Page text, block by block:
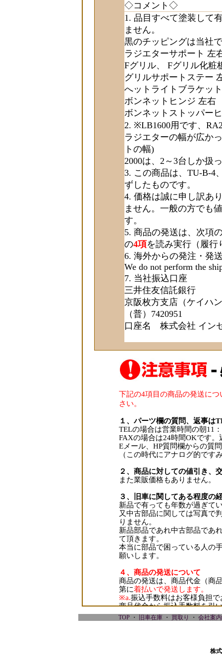
◇コメント◇
品目すべて塗装して
ません。
黒のチッピングは当社
ラジエターサポート 左
Fグリル、 Fグリル化粧
グリルサポートステー
へットライトブラケッ
ボンネットヒンジ 左右
ボンネットストッパー
※LB1600用です、
ラジエターの幅が広か
トの幅)
2000は、2～3台しか扱
この商品は、TU-B-4
ずしたものです。
価格は誠に申し訳あ
ません。一般の方でも
す。
商品の発送は、次項
の4項を読み実行（履行
海外からの発注・発
We do not perform the
当社振込口座
三井住友信託銀行
京阪枚方支店（ケイハ
（普）7420951
口座名 株式会社 イン